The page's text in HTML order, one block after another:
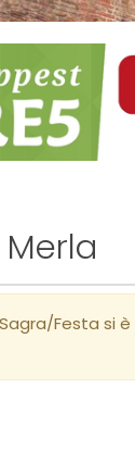
Festa si